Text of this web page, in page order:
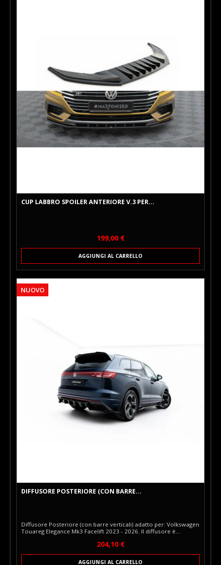
CUP LABBRO SPOILER ANTERIORE V.3 PER...
Prezzo
199,00 €
AGGIUNGI AL CARRELLO
NUOVO
DIFFUSORE POSTERIORE (CON BARRE...
Diffusore Posteriore (con barre verticali) adatto per: Volkswagen
Touareg Elegance Mk3 Facelift 2023 - 2026. Il diffusore è
Posteriore (con barre verticali). Il Diffusore Posteriore con
inferiore del paraurti posteriore, che conferisce all’auto un look
Prezzo
204,10 €
AGGIUNGI AL CARRELLO